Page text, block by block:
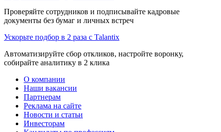
Проверяйте сотрудников и подписывайте кадровые
документы без бумаг и личных встреч
Ускорьте подбор в 2 раза с Talantix
Автоматизируйте сбор откликов, настройте воронку,
собирайте аналитику в 2 клика
О компании
Наши вакансии
Партнерам
Реклама на сайте
Новости и статьи
Инвесторам